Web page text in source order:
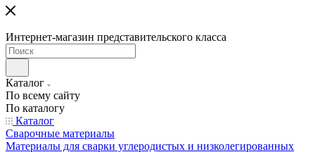
Интернет-магазин представительского класса
Каталог
По всему сайту
По каталогу
Каталог
Сварочные материалы
Материалы для сварки углеродистых и низколегированных